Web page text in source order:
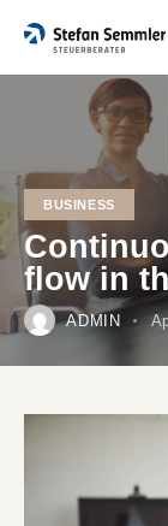
BUSINESS
flow in
ADMIN